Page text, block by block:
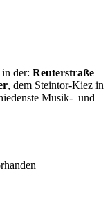
der: Reuterstraße
, dem Steintor-Kiez in
Musik- und